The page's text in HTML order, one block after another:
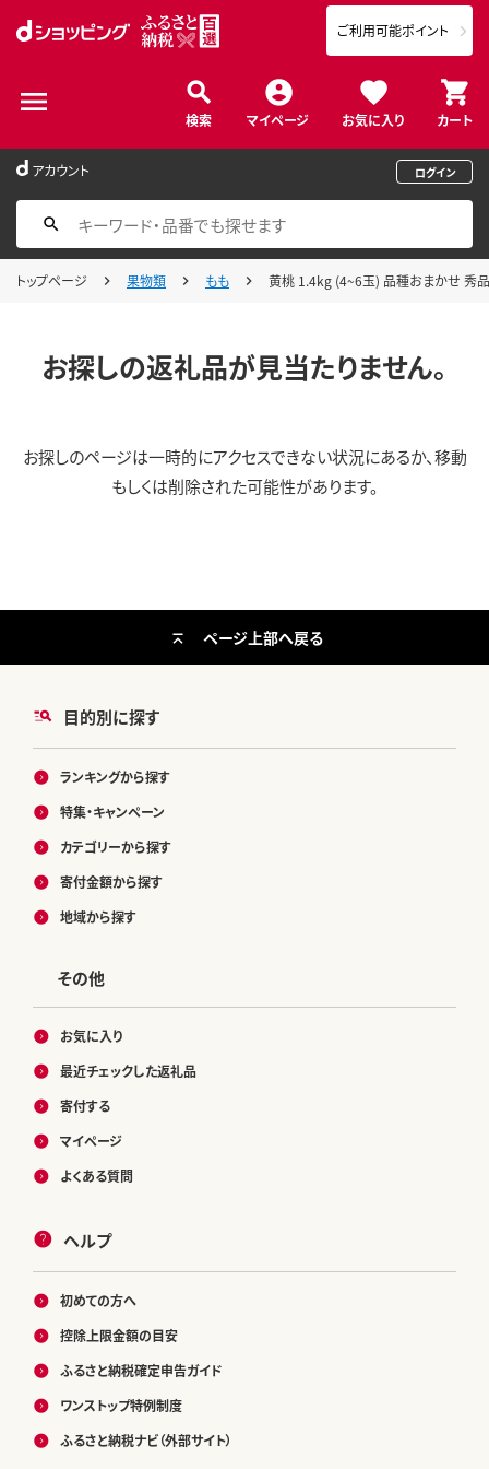
検索 マイページ お気に入り カート
ご利用可能ポイント
アカウント ログイン
トップページ 果物類 もも 黄桃 1.4kg (4~6玉) 品種おまかせ 秀
お探しの返礼品が見当たりません。
お探しのページは一時的にアクセスできない状況にあるか、移動
もしくは削除された可能性があります。
目的別に探す
ランキングから探す
特集・キャンペーン
カテゴリーから探す
寄付金額から探す
地域から探す
その他
お気に入り
最近チェックした返礼品
寄付する
マイページ
よくある質問
ヘルプ
初めての方へ
控除上限金額の目安
ふるさと納税確定申告ガイド
ワンストップ特例制度
ふるさと納税ナビ（外部サイト）
ページ上部へ戻る